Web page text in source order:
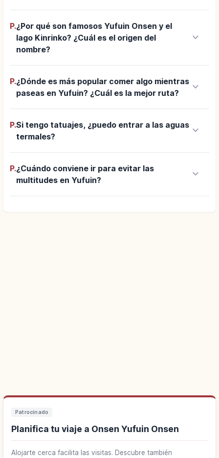
P.¿Por qué son famosos Yufuin Onsen y el
lago Kinrinko? ¿Cuál es el origen del
nombre?
keyboard_arrow_down
P.¿Dónde es más popular comer algo mientras
paseas en Yufuin? ¿Cuál es la mejor ruta?
keyboard_arrow_down
P.Si tengo tatuajes, ¿puedo entrar a las aguas
termales?
keyboard_arrow_down
P.¿Cuándo conviene ir para evitar las
multitudes en Yufuin?
keyboard_arrow_down
Patrocinado
Planifica tu viaje a Onsen Yufuin Onsen
Alojarte cerca facilita las visitas. Descubre también